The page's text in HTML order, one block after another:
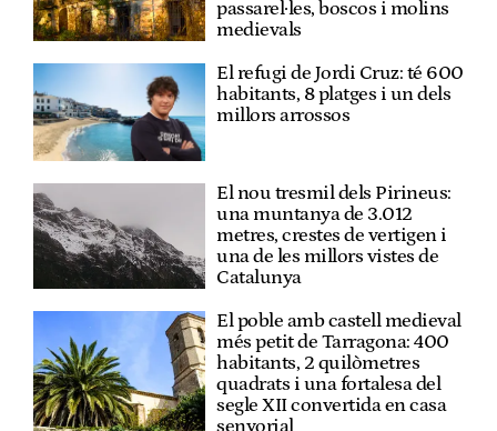
passarel·les, boscos i molins
medievals
El refugi de Jordi Cruz: té 600
habitants, 8 platges i un dels
millors arrossos
El nou tresmil dels Pirineus:
una muntanya de 3.012
metres, crestes de vertigen i
una de les millors vistes de
Catalunya
El poble amb castell medieval
més petit de Tarragona: 400
habitants, 2 quilòmetres
quadrats i una fortalesa del
segle XII convertida en casa
senyorial